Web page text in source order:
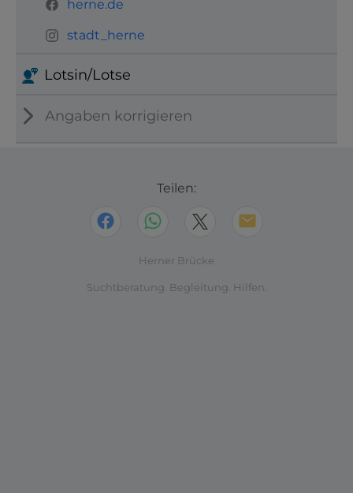
herne.de
stadt_herne
Lotsin/Lotse
Angaben korrigieren
Teilen:
Herner Brücke
Suchtberatung. Begleitung. Hilfen.